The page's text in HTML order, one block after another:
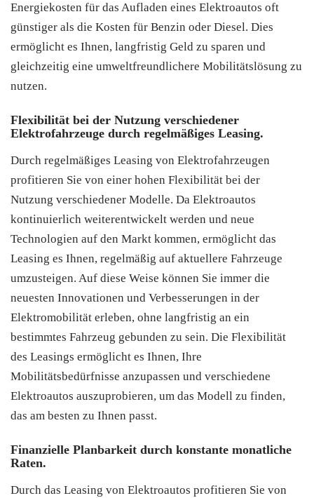
Energiekosten für das Aufladen eines Elektroautos oft
günstiger als die Kosten für Benzin oder Diesel. Dies
ermöglicht es Ihnen, langfristig Geld zu sparen und
gleichzeitig eine umweltfreundlichere Mobilitätslösung zu
nutzen.
Flexibilität bei der Nutzung verschiedener
Elektrofahrzeuge durch regelmäßiges Leasing.
Durch regelmäßiges Leasing von Elektrofahrzeugen
profitieren Sie von einer hohen Flexibilität bei der
Nutzung verschiedener Modelle. Da Elektroautos
kontinuierlich weiterentwickelt werden und neue
Technologien auf den Markt kommen, ermöglicht das
Leasing es Ihnen, regelmäßig auf aktuellere Fahrzeuge
umzusteigen. Auf diese Weise können Sie immer die
neuesten Innovationen und Verbesserungen in der
Elektromobilität erleben, ohne langfristig an ein
bestimmtes Fahrzeug gebunden zu sein. Die Flexibilität
des Leasings ermöglicht es Ihnen, Ihre
Mobilitätsbedürfnisse anzupassen und verschiedene
Elektroautos auszuprobieren, um das Modell zu finden,
das am besten zu Ihnen passt.
Finanzielle Planbarkeit durch konstante monatliche
Raten.
Durch das Leasing von Elektroautos profitieren Sie von